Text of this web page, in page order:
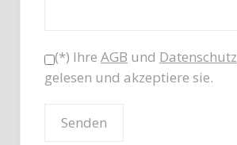
(*) Ihre AGB und Datenschutz
gelesen und akzeptiere sie.